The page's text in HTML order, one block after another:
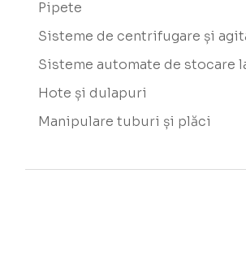
Pipete
Sisteme de centrifugare și
Sisteme automate de stocare
Hote și dulapuri
Manipulare tuburi și plăci